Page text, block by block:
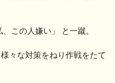
この人嫌い」 と一蹴。
々な対策をねり作戦をたて